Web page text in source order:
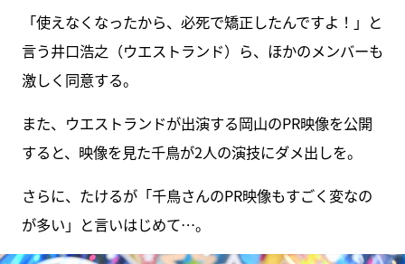
「使えなくなったから、必死で矯正したんですよ！」と
言う井口浩之（ウエストランド）ら、ほかのメンバーも
激しく同意する。
また、ウエストランドが出演する岡山のPR映像を公開
すると、映像を見た千鳥が2人の演技にダメ出しを。
さらに、たけるが「千鳥さんのPR映像もすごく変なの
が多い」と言いはじめて…。